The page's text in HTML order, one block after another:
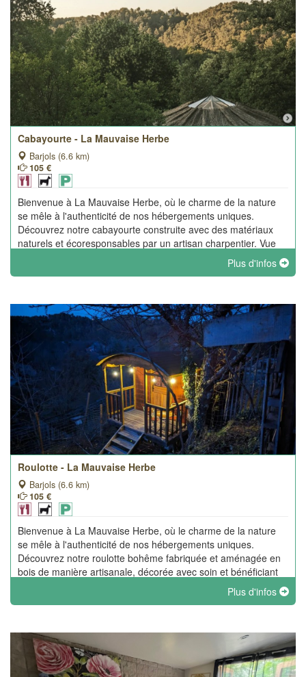
Cabayourte - La Mauvaise Herbe
Barjols (6.6 km)
105 €
Bienvenue à La Mauvaise Herbe, où le charme de la nature
se mêle à l'authenticité de nos hébergements uniques.
Découvrez notre cabayourte construite avec des matériaux
naturels et écoresponsables par un artisan charpentier. Vue
Plus d'infos
Roulotte - La Mauvaise Herbe
Barjols (6.6 km)
105 €
Bienvenue à La Mauvaise Herbe, où le charme de la nature
se mêle à l'authenticité de nos hébergements uniques.
Découvrez notre roulotte bohême fabriquée et aménagée en
bois de manière artisanale, décorée avec soin et bénéficiant
Plus d'infos